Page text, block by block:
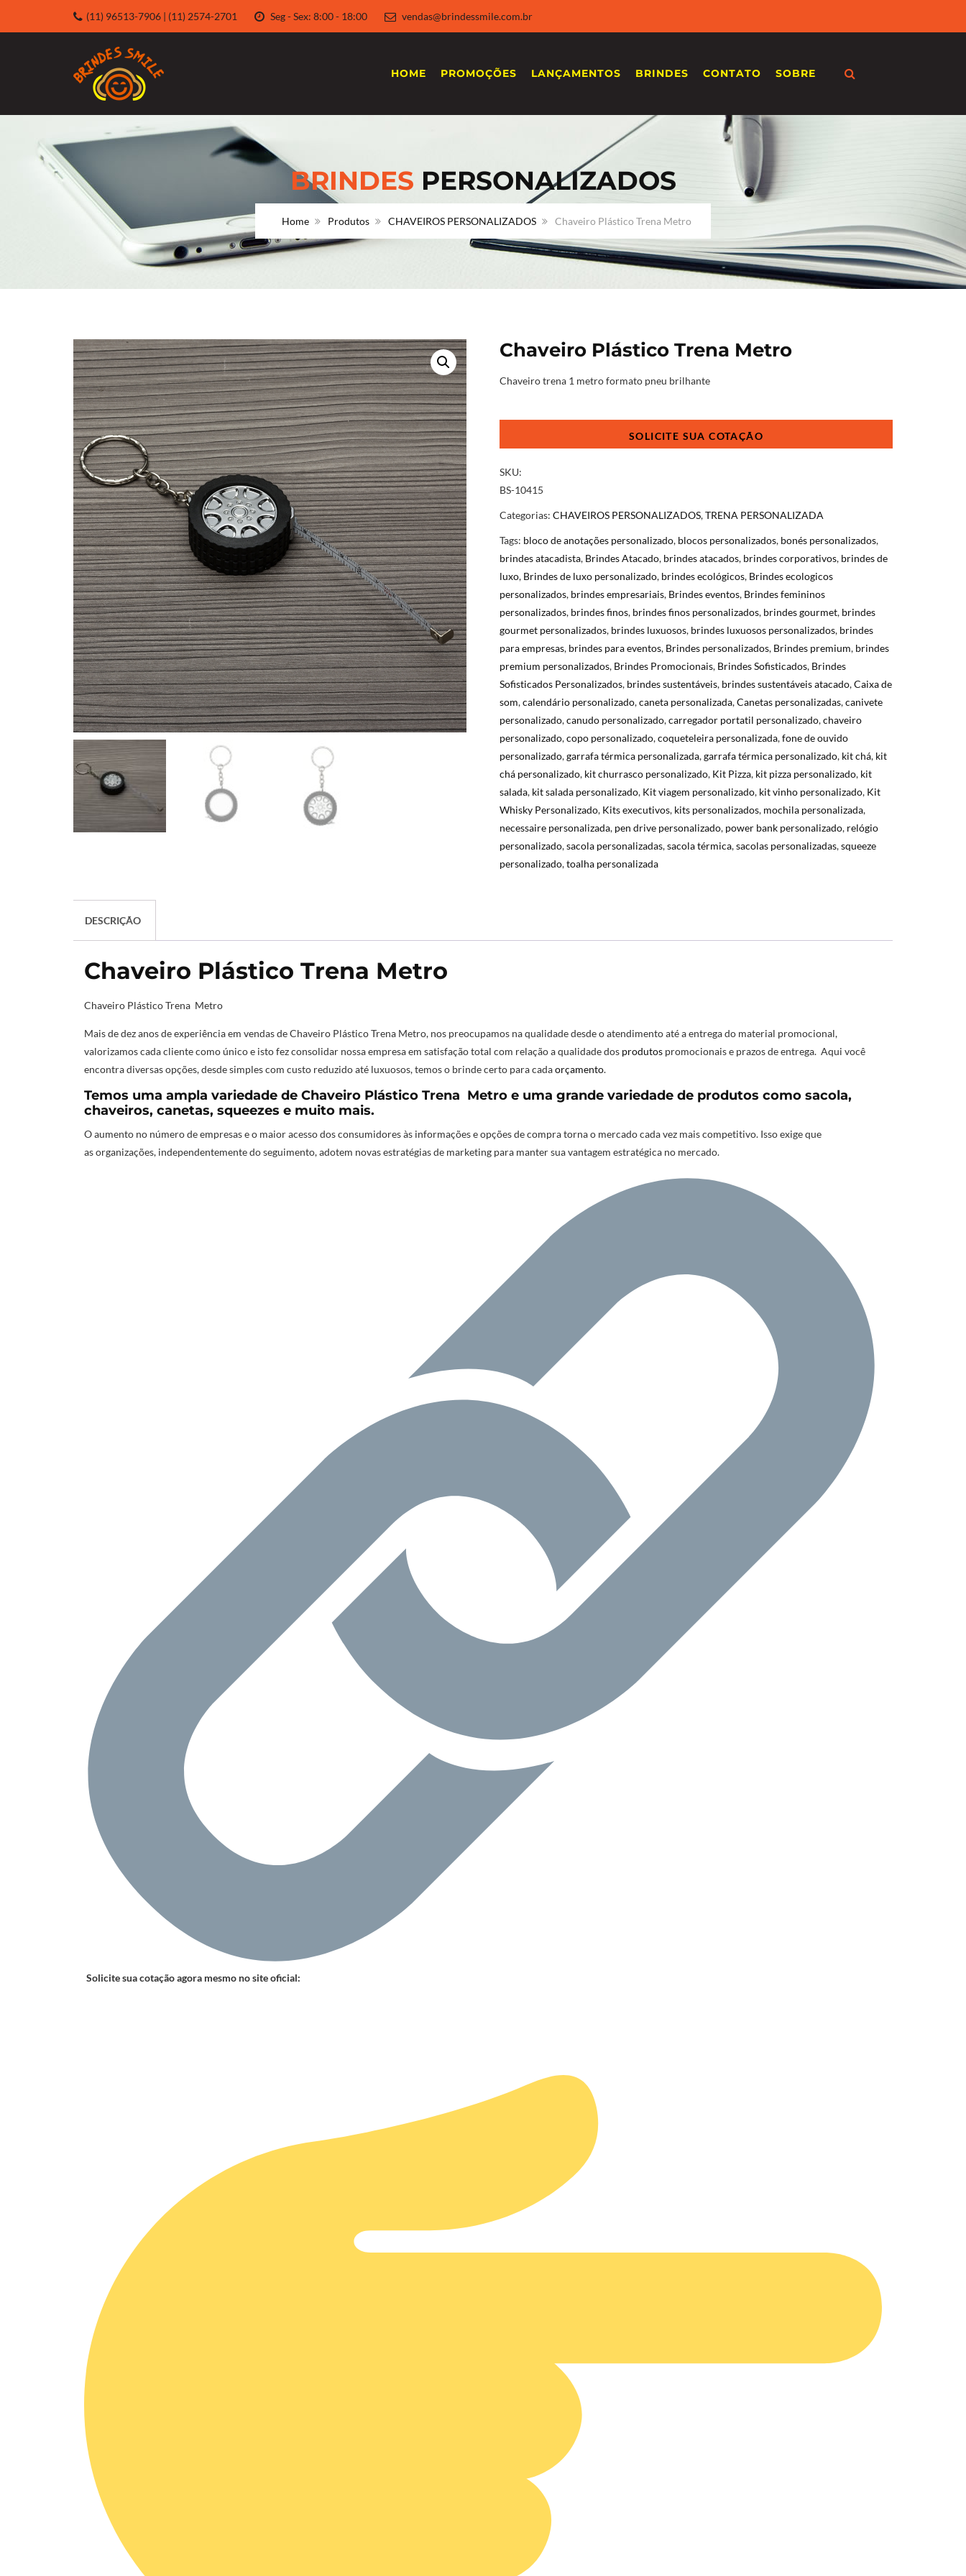
(11) 96513-7906 | (11) 2574-2701 Seg - Sex: 8:00 - 18:00 vendas@brindessmile.com.br
HOME PROMOÇÕES LANÇAMENTOS BRINDES CONTATO SOBRE
BRINDES PERSONALIZADOS
Home Produtos CHAVEIROS PERSONALIZADOS Chaveiro Plástico Trena Metro
Chaveiro Plástico Trena Metro
Chaveiro trena 1 metro formato pneu brilhante
quantidade
SKU:
BS-10415
Categorias: CHAVEIROS PERSONALIZADOS,TRENA PERSONALIZADA
Tags: bloco de anotações personalizado, blocos personalizados, bonés personalizados,
brindes atacadista, Brindes Atacado, brindes atacados, brindes corporativos, brindes de
luxo, Brindes de luxo personalizado, brindes ecológicos, Brindes ecologicos
personalizados, brindes empresariais, Brindes eventos, Brindes femininos
personalizados, brindes finos, brindes finos personalizados, brindes gourmet, brindes
gourmet personalizados, brindes luxuosos, brindes luxuosos personalizados, brindes
para empresas, brindes para eventos, Brindes personalizados, Brindes premium, brindes
premium personalizados, Brindes Promocionais, Brindes Sofisticados, Brindes
Sofisticados Personalizados, brindes sustentáveis, brindes sustentáveis atacado,Caixa de
som,calendário personalizado,caneta personalizada,Canetas personalizadas,canivete
personalizado,canudo personalizado,carregador portatil personalizado,chaveiro
personalizado,copo personalizado,coqueteleira personalizada,fone de ouvido
personalizado,garrafa térmica personalizada,garrafa térmica personalizado, kit chá, kit
chá personalizado, kit churrasco personalizado, Kit Pizza, kit pizza personalizado, kit
salada, kit salada personalizado, Kit viagem personalizado, kit vinho personalizado, Kit
Whisky Personalizado, Kits executivos, kits personalizados, mochila personalizada,
necessaire personalizada, pen drive personalizado, power bank personalizado, relógio
personalizado,sacola personalizadas,sacola térmica,sacolas personalizadas,squeeze
personalizado,toalha personalizada
DESCRIÇÃO
Chaveiro Plástico Trena Metro
Chaveiro Plástico Trena Metro
Mais de dez anos de experiência em vendas de Chaveiro Plástico Trena Metro, nos preocupamos na qualidade desde o atendimento até a entrega do material promocional,
valorizamos cada cliente como único e isto fez consolidar nossa empresa em satisfação total com relação a qualidade dos produtos promocionais e prazos de entrega. Aqui você
encontra diversas opções, desde simples com custo reduzido até luxuosos, temos o brinde certo para cadaorçamento.
Temos uma ampla variedade de Chaveiro Plástico Trena Metro e uma grande variedade de produtos como sacola,
chaveiros, canetas, squeezes e muito mais.
O aumento no número de empresas e o maior acesso dos consumidores às informações e opções de compra torna o mercado cada vez mais competitivo. Isso exige que
as organizações, independentemente do seguimento, adotem novas estratégias de marketing para manter sua vantagem estratégica no mercado.
Solicite sua cotação agora mesmo no site oficial: